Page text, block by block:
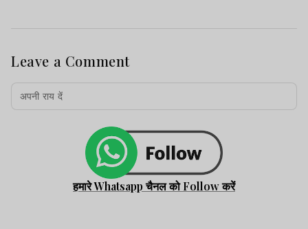
Leave a Comment
हमारे Whatsapp चैनल को Follow करें